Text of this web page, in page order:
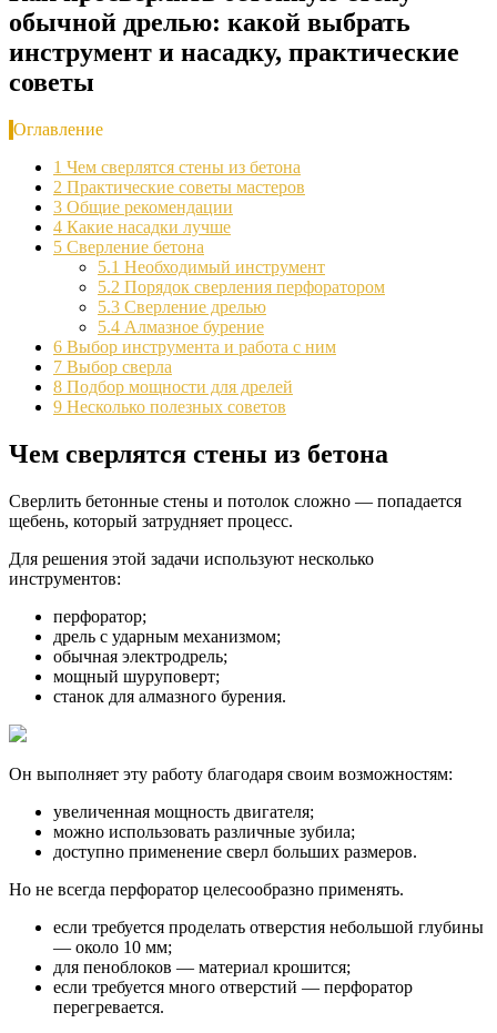
обычной дрелью: какой выбрать
инструмент и насадку, практические
советы
Оглавление
1 Чем сверлятся стены из бетона
2 Практические советы мастеров
3 Общие рекомендации
4 Какие насадки лучше
5 Сверление бетона
5.1 Необходимый инструмент
5.2 Порядок сверления перфоратором
5.3 Сверление дрелью
5.4 Алмазное бурение
6 Выбор инструмента и работа с ним
7 Выбор сверла
8 Подбор мощности для дрелей
9 Несколько полезных советов
Чем сверлятся стены из бетона
Сверлить бетонные стены и потолок сложно — попадается
щебень, который затрудняет процесс.
Для решения этой задачи используют несколько
инструментов:
перфоратор;
дрель с ударным механизмом;
обычная электродрель;
мощный шуруповерт;
станок для алмазного бурения.
Он выполняет эту работу благодаря своим возможностям:
увеличенная мощность двигателя;
можно использовать различные зубила;
доступно применение сверл больших размеров.
Но не всегда перфоратор целесообразно применять.
если требуется проделать отверстия небольшой глубины
— около 10 мм;
для пеноблоков — материал крошится;
если требуется много отверстий — перфоратор
перегревается.